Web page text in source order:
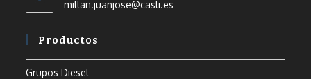
millan.juanjose@casli.es
Productos
Grupos Diesel